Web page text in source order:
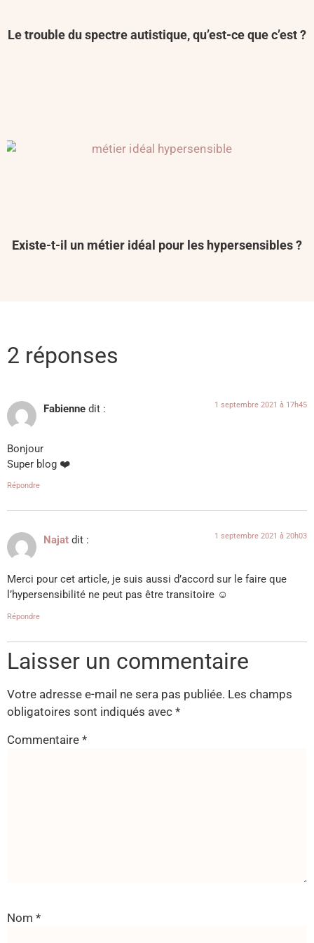
Le trouble du spectre autistique, qu’est-ce que c’est ?
Existe-t-il un métier idéal pour les hypersensibles ?
2 réponses
Fabienne dit : 1 septembre 2021 à 17h45
Bonjour
Super blog ❤️
Répondre
Najat dit : 1 septembre 2021 à 20h03
Merci pour cet article, je suis aussi d’accord sur le faire que
l’hypersensibilité ne peut pas être transitoire ☺️
Répondre
Laisser un commentaire
Votre adresse e-mail ne sera pas publiée. Les champs
obligatoires sont indiqués avec *
Commentaire *
Nom *